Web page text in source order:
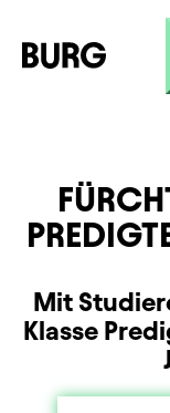
Direkt zum
Mit
Klasse